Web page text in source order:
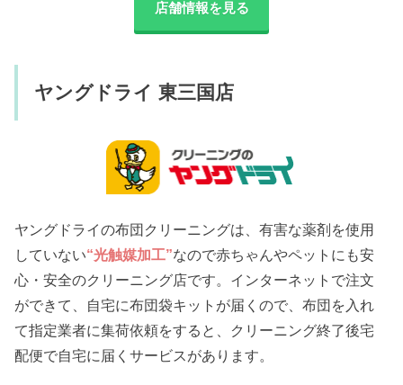
店舗情報を見る
ヤングドライ 東三国店
ヤングドライの布団クリーニングは、有害な薬剤を使用
していない“光触媒加工”なので赤ちゃんやペットにも安
心・安全のクリーニング店です。インターネットで注文
ができて、自宅に布団袋キットが届くので、布団を入れ
て指定業者に集荷依頼をすると、クリーニング終了後宅
配便で自宅に届くサービスがあります。